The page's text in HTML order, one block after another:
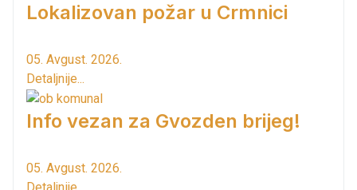
Lokalizovan požar u Crmnici
05. Avgust. 2026.
Detaljnije...
Info vezan za Gvozden brijeg!
05. Avgust. 2026.